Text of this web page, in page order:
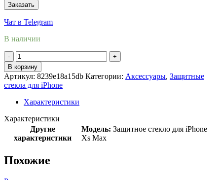
Чат в Telegram
В наличии
Количество
товара
Защитное
стекло
Remax
3D
Apple
iPhone
XsMax
В корзину
Артикул: 8239e18a15db Категории: Аксессуары, Защитные
стекла для iPhone
Характеристики
Характеристики
Другие
характеристики
Модель: Защитное стекло для iPhone
Xs Max
Похожие